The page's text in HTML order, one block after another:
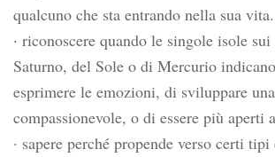
qualcuno che sta entrando nella sua vita.
· riconoscere quando le singole isole
Saturno, del Sole o di Mercurio
esprimere le emozioni, di sviluppare
compassionevole, o di essere più aperti
· sapere perché propende verso certi